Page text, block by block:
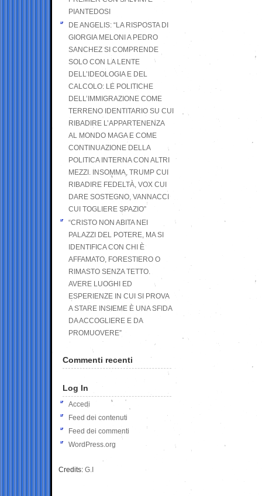
PIANTEDOSI
DE ANGELIS: “LA RISPOSTA DI
GIORGIA MELONI A PEDRO
SANCHEZ SI COMPRENDE
SOLO CON LA LENTE
DELL’IDEOLOGIA E DEL
CALCOLO: LE POLITICHE
DELL’IMMIGRAZIONE COME
TERRENO IDENTITARIO SU CUI
RIBADIRE L’APPARTENENZA
AL MONDO MAGA E COME
CONTINUAZIONE DELLA
POLITICA INTERNA CON ALTRI
MEZZI. INSOMMA, TRUMP CUI
RIBADIRE FEDELTÀ, VOX CUI
DARE SOSTEGNO, VANNACCI
CUI TOGLIERE SPAZIO”
“CRISTO NON ABITA NEI
PALAZZI DEL POTERE, MA SI
IDENTIFICA CON CHI È
AFFAMATO, FORESTIERO O
RIMASTO SENZA TETTO.
AVERE LUOGHI ED
ESPERIENZE IN CUI SI PROVA
A STARE INSIEME È UNA SFIDA
DA ACCOGLIERE E DA
PROMUOVERE”
Commenti recenti
Log In
Accedi
Feed dei contenuti
Feed dei commenti
WordPress.org
Credits: G.I